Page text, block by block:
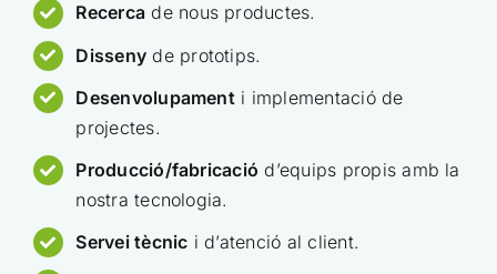
Recerca de nous productes.
Disseny de prototips.
Desenvolupament i implementació de
projectes.
Producció/fabricació d’equips propis amb la
nostra tecnologia.
Servei tècnic i d’atenció al client.